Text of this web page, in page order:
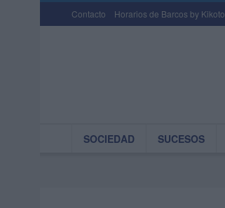
Contacto Horarios de Barcos by Kikoto
SOCIEDAD SUCESOS